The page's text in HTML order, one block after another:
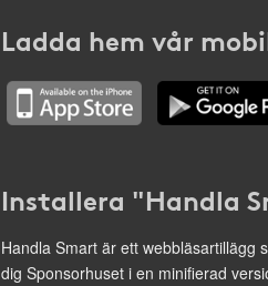
Ladda hem vår
Installera "Handla
Handla Smart är ett webbläsartillägg
dig Sponsorhuset i en minifierad